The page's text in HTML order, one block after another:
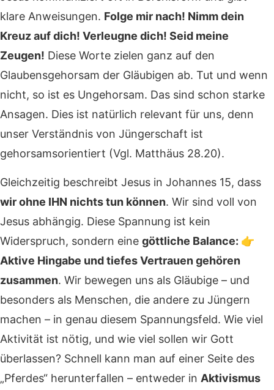
klare Anweisungen. Folge mir nach! Nimm dein
Kreuz auf dich! Verleugne dich! Seid meine
Zeugen! Diese Worte zielen ganz auf den
Glaubensgehorsam der Gläubigen ab. Tut und wenn
nicht, so ist es Ungehorsam. Das sind schon starke
Ansagen. Dies ist natürlich relevant für uns, denn
unser Verständnis von Jüngerschaft ist
gehorsamsorientiert (Vgl. Matthäus 28.20).
Gleichzeitig beschreibt Jesus in Johannes 15, dass
wir ohne IHN nichts tun können. Wir sind voll von
Jesus abhängig. Diese Spannung ist kein
Widerspruch, sondern eine göttliche Balance: 👉
Aktive Hingabe und tiefes Vertrauen gehören
zusammen. Wir bewegen uns als Gläubige – und
besonders als Menschen, die andere zu Jüngern
machen – in genau diesem Spannungsfeld. Wie viel
Aktivität ist nötig, und wie viel sollen wir Gott
überlassen? Schnell kann man auf einer Seite des
„Pferdes“ herunterfallen – entweder in Aktivismus